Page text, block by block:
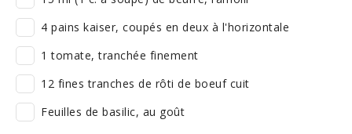
4 pains kaiser, coupés en deux à l'horizontale
1 tomate, tranchée finement
12 fines tranches de rôti de boeuf cuit
Feuilles de basilic, au goût